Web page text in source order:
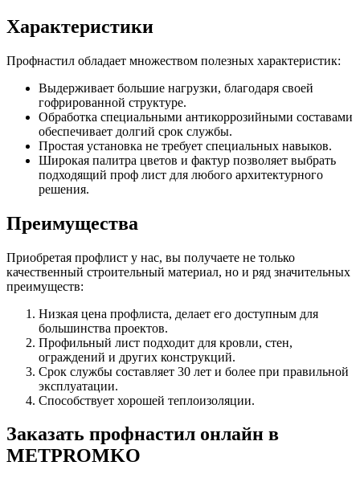
Характеристики
Профнастил обладает множеством полезных характеристик:
Выдерживает большие нагрузки, благодаря своей
гофрированной структуре.
Обработка специальными антикоррозийными составами
обеспечивает долгий срок службы.
Простая установка не требует специальных навыков.
Широкая палитра цветов и фактур позволяет выбрать
подходящий проф лист для любого архитектурного
решения.
Преимущества
Приобретая профлист у нас, вы получаете не только
качественный строительный материал, но и ряд значительных
преимуществ:
Низкая цена профлиста, делает его доступным для
большинства проектов.
Профильный лист подходит для кровли, стен,
ограждений и других конструкций.
Срок службы составляет 30 лет и более при правильной
эксплуатации.
Способствует хорошей теплоизоляции.
Заказать профнастил онлайн в
METPROMKO